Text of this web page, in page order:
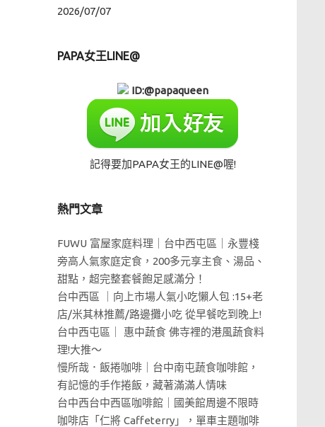
2026/07/07
PAPA女王LINE@
ID:@papaqueen
記得要加PAPA女王的LINE@喔!
熱門文章
FUWU 富屋家庭料理｜台中西屯區｜永豐棧
旁高人氣家庭定食，200多元享主食、湯品、
甜點，超完整套餐飽足感滿分！
台中西區 ｜向上市場人氣小吃懶人包 :15+老
店/米其林推薦/路邊攤小吃 從早餐吃到晚上!
台中西屯區｜ 惠中蔬食 佛寺裡的港風蔬食料
理!大推～
慢所哉．飯捲咖啡｜台中南屯蔬食咖啡館，
有記憶的手作捲飯，藏著滿滿人情味
台中西台中西區咖啡館｜國美館周邊不限時
咖啡店「仁將 Caffeterry」，單車主題咖啡